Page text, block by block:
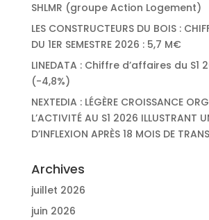
SHLMR (groupe Action Logement)
LES CONSTRUCTEURS DU BOIS :
DU 1ER SEMESTRE 2026 : 5,7 M€
LINEDATA : Chiffre d’affaires du S1
(-4,8%)
NEXTEDIA : LÉGÈRE CROISSANCE
L’ACTIVITÉ AU S1 2026 ILLUSTRANT
D’INFLEXION APRÈS 18 MOIS DE
Archives
juillet 2026
juin 2026